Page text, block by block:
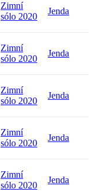
Zimní
sólo 2020
Jenda
Zimní
sólo 2020
Jenda
Zimní
sólo 2020
Jenda
Zimní
sólo 2020
Jenda
Zimní
sólo 2020
Jenda